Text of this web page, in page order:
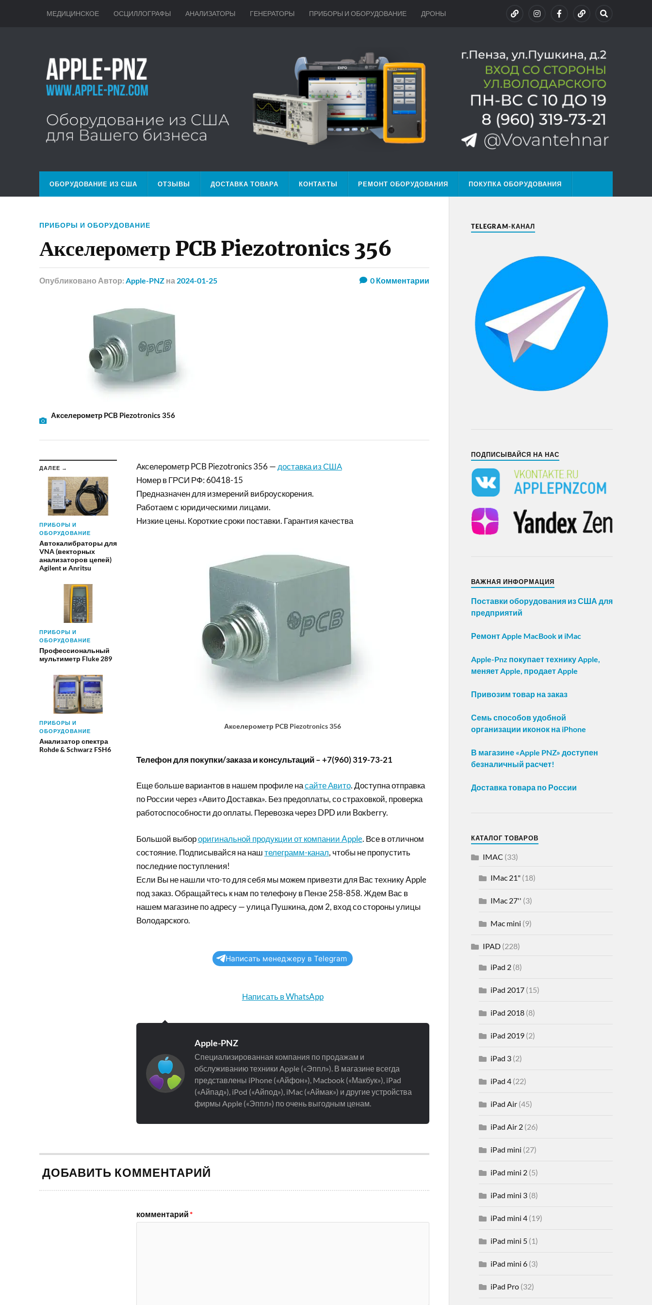
МЕДИЦИНСКОЕ ОСЦИЛЛОГРАФЫ АНАЛИЗАТОРЫ ГЕНЕРАТОРЫ ПРИБОРЫ И ОБОРУДОВАНИЕ ДРОНЫ
ОБОРУДОВАНИЕ ИЗ США ОТЗЫВЫ ДОСТАВКА ТОВАРА КОНТАКТЫ РЕМОНТ ОБОРУДОВАНИЯ ПОКУПКА ОБОРУДОВАНИЯ
ПРИБОРЫ И ОБОРУДОВАНИЕ
Акселерометр PCB Piezotronics 356
Опубликовано Автор: Apple-PNZ на 2024-01-25 0Комментарии
Акселерометр PCB Piezotronics 356
ДАЛЕЕ →
ПРИБОРЫ И
ОБОРУДОВАНИЕ
Автокалибраторы для
VNA (векторных
анализаторов цепей)
Agilent и Anritsu
ПРИБОРЫ И
ОБОРУДОВАНИЕ
Профессиональный
мультиметр Fluke 289
ПРИБОРЫ И
ОБОРУДОВАНИЕ
Анализатор спектра
Rohde & Schwarz FSH6
Акселерометр PCB Piezotronics 356 — доставка из США
Номер в ГРСИ РФ: 60418-15
Предназначен для измерений виброускорения.
Работаем с юридическими лицами.
Низкие цены. Короткие сроки поставки. Гарантия качества
Акселерометр PCB Piezotronics 356
Телефон для покупки/заказа и консультаций – +7(960) 319-73-21
Еще больше вариантов в нашем профиле насайте Авито. Доступна отправка
по России через «Авито Доставка». Без предоплаты, со страховкой, проверка
работоспособности до оплаты. Перевозка через DPD или Boxberry.
Большой выбороригинальной продукции от компании Apple. Все в отличном
состояние. Подписывайся на наштелеграмм-канал, чтобы не пропустить
последние поступления!
Если Вы не нашли что-то для себя мы можем привезти для Вас технику Apple
под заказ. Обращайтесь к нам по телефону в Пензе 258-858. Ждем Вас в
нашем магазине по адресу — улица Пушкина, дом 2, вход со стороны улицы
Володарского.
Написать менеджеру в Telegram
Написать в WhatsApp
Apple-PNZ
Специализированная компания по продажам и
обслуживанию техники Apple («Эппл»). В магазине всегда
представлены iPhone («Айфон»), Macbook («Макбук»), iPad
(«Айпад»), iPod («Айпод»), iMac («Аймак») и другие устройства
фирмы Apple («Эппл») по очень выгодным ценам.
ДОБАВИТЬ КОММЕНТАРИЙ
комментарий*
TELEGRAM-КАНАЛ
ПОДПИСЫВАЙСЯ НА НАС
ВАЖНАЯ ИНФОРМАЦИЯ
Поставки оборудования из США для
предприятий
Ремонт Apple MacBook и iMac
Apple-Pnz покупает технику Apple,
меняет Apple, продает Apple
Привозим товар на заказ
Семь способов удобной
организации иконок на iPhone
В магазине «Apple PNZ» доступен
безналичный расчет!
Доставка товара по России
КАТАЛОГ ТОВАРОВ
IMAC (33)
IMac 21"(18)
IMac 27'' (3)
Mac mini (9)
IPAD(228)
iPad 2(8)
iPad 2017(15)
iPad 2018(8)
iPad 2019(2)
iPad 3(2)
iPad 4(22)
iPad Air(45)
iPad Air 2(26)
iPad mini (27)
iPad mini 2(5)
iPad mini 3(8)
iPad mini 4(19)
iPad mini 5(1)
iPad mini 6(3)
iPad Pro(32)